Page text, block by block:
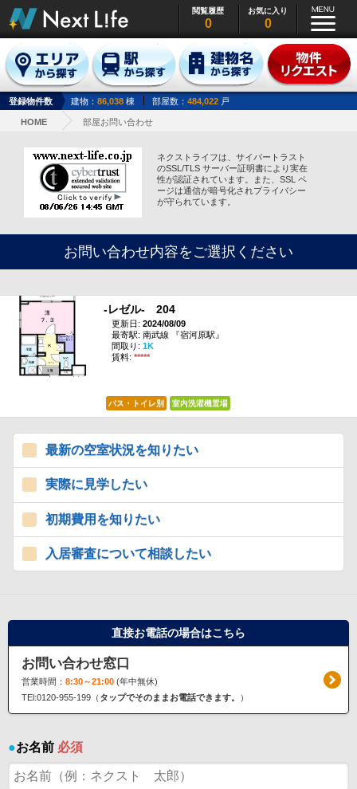
閲覧履歴
0
お気に入り
0
登録物件数 建物： 86,038 棟 部屋数： 484,022 戸
HOME 部屋お問い合わせ
ネクストライフは、サイバートラスト
のSSL/TLS サーバー証明書により実在
性が認証されています。また、SSL ペ
ージは通信が暗号化されプライバシー
が守られています。
お問い合わせ内容をご選択ください
‐レゼル‐ 204
更新日: 2024/08/09
最寄駅: 南武線 『宿河原駅』
間取り: 1K
賃料: *****
バス・トイレ別 室内洗濯機置場
最新の空室状況を知りたい
実際に見学したい
初期費用を知りたい
入居審査について相談したい
直接お電話の場合はこちら
お問い合わせ窓口
営業時間： 8:30～21:00(年中無休)
TEl:0120-955-199（ タップでそのままお電話できます。 ）
●お名前 必須